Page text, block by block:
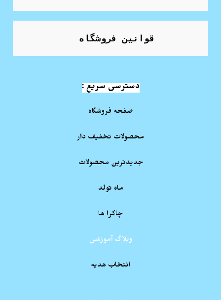
قوانین فروشگاه
دسترسی سریع :
صفحه فروشگاه
محصولات تخفیف دار
جدیدترین محصولات
ماه تولد
چاکرا ها
وبلاگ آموزشی
انتخاب هدیه